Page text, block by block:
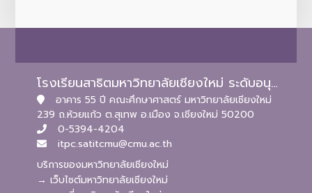
โรงเรียนสาธิตมหาวิทยาลัยเชียงใหม่ ระดับอนุบาลและประถมศึกษา
อาคาร 55 ปี คณะศึกษาศาสตร์ มหาวิทยาลัยเชียงใหม่
239 ถ.ห้วยแก้ว ต.สุเทพ อ.เมือง จ.เชียงใหม่ 50200
0-5394-4204
itpc.satitcmu@cmu.ac.th
บริการของมหาวิทยาลัยเชียงใหม่
→ เว็บไซต์มหาวิทยาลัยเชียงใหม่